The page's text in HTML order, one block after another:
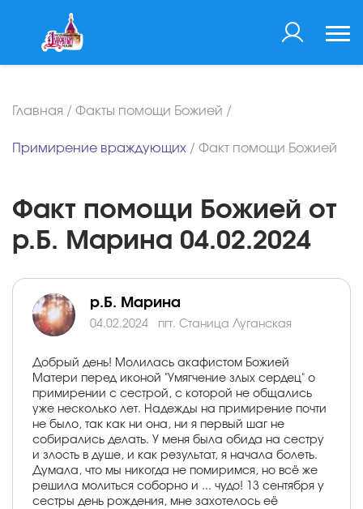
Главная / Факты помощи Божией /
Примирение враждующих / Факт помощи Божией
Факт помощи Божией от
р.Б. Марина 04.02.2024
р.Б. Марина
04.02.2024 пгт. Станица Луганская
Добрый день! Молилась акафистом Божией
Матери перед иконой "Умягчение злых сердец" о
примирении с сестрой, с которой не общались
уже несколько лет. Надежды на примирение почти
не было, так как ни она, ни я первый шаг не
собирались делать. У меня была обида на сестру
и злость в душе, и как результат, я начала болеть.
Думала, что мы никогда не помиримся, но всё же
решила молиться соборно и ... чудо! 13 сентября у
сестры день рождения, мне захотелось её